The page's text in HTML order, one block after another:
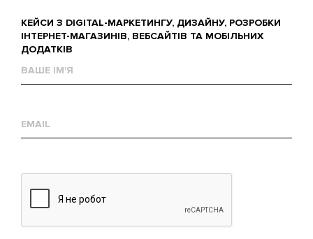
КЕЙСИ З DIGITAL-МАРКЕТИНГУ, ДИЗАЙНУ, РОЗРОБКИ
ІНТЕРНЕТ-МАГАЗИНІВ, ВЕБСАЙТІВ ТА МОБІЛЬНИХ
ДОДАТКІВ
им'я
mail